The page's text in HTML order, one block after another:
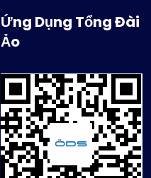
Ứng Dụng Tổng Đài
Ảo